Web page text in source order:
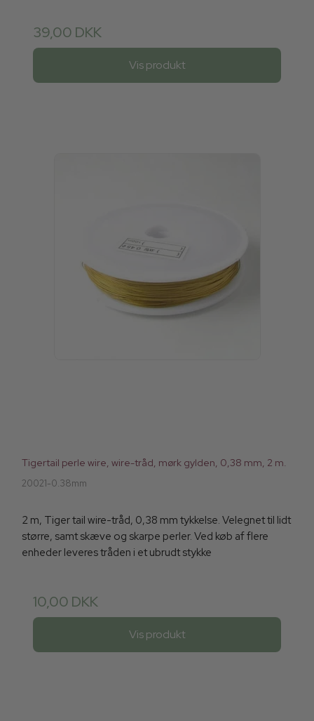
39,00 DKK
Vis produkt
Tigertail perle wire, wire-tråd, mørk gylden, 0,38 mm, 2 m.
20021-0.38mm
2 m, Tiger tail wire-tråd, 0,38 mm tykkelse. Velegnet til lidt
større, samt skæve og skarpe perler. Ved køb af flere
enheder leveres tråden i et ubrudt stykke
10,00 DKK
Vis produkt